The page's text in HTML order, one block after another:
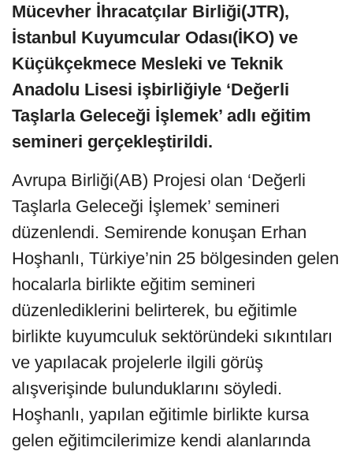
Mücevher İhracatçılar Birliği(JTR),
İstanbul Kuyumcular Odası(İKO) ve
Küçükçekmece Mesleki ve Teknik
Anadolu Lisesi işbirliğiyle ‘Değerli
Taşlarla Geleceği İşlemek’ adlı eğitim
semineri gerçekleştirildi.
Avrupa Birliği(AB) Projesi olan ‘Değerli
Taşlarla Geleceği İşlemek’ semineri
düzenlendi. Semirende konuşan Erhan
Hoşhanlı, Türkiye’nin 25 bölgesinden gelen
hocalarla birlikte eğitim semineri
düzenlediklerini belirterek, bu eğitimle
birlikte kuyumculuk sektöründeki sıkıntıları
ve yapılacak projelerle ilgili görüş
alışverişinde bulunduklarını söyledi.
Hoşhanlı, yapılan eğitimle birlikte kursa
gelen eğitimcilerimize kendi alanlarında